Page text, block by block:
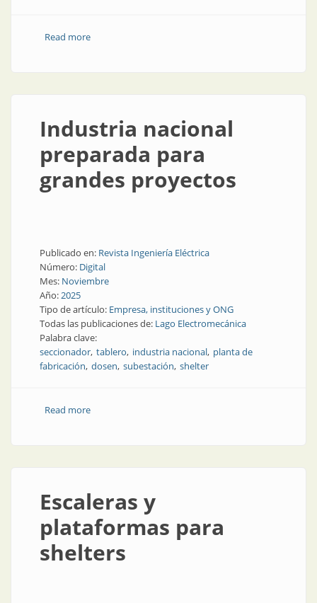
Read moreabout Shelters resistentes fabricados en Argentina
Industria nacional
preparada para
grandes proyectos
Publicado en: Revista Ingeniería Eléctrica
Número: Digital
Mes: Noviembre
Año:2025
Tipo de artículo: Empresa, instituciones y ONG
Todas las publicaciones de: Lago Electromecánica
Palabra clave:
seccionador tablero industria nacional planta de
fabricación dosen subestación shelter
Read moreabout Industria nacional preparada para grandes
Escaleras y
plataformas para
shelters